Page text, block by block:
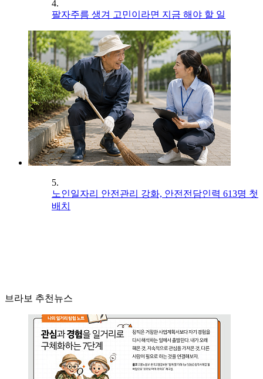
4.
팔자주름 생겨 고민이라면 지금 해야 할 일
5.
노인일자리 안전관리 강화, 안전전담인력 613명 첫
배치
브라보 추천뉴스